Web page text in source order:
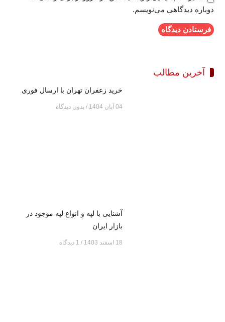
دوباره دیدگاهی می‌نویسم.
آخرین مطالب
خرید زعفران تهران با ارسال فوری
04 آبان 1404 بدون دیدگاه
آشنایی با لپه و انواع لپه موجود در
بازار ایران
18 اسفند 1403